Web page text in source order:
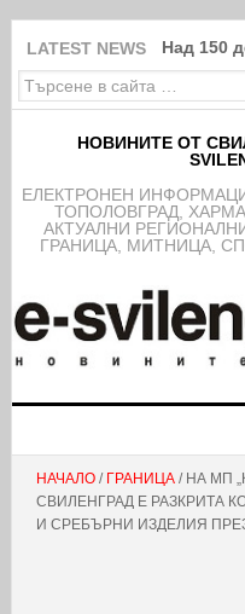
LATEST NEWS Над 150
НОВИНИТЕ ОТ
EЛЕКТРОНЕН
ТОПОЛОВГРАД,
АКТУАЛНИ
ГРАНИЦА, МИТНИЦА,
НАЧАЛО/ ГРАНИЦА/ НА МП
СВИЛЕНГРАД Е РАЗКРИТА
И СРЕБЪРНИ ИЗДЕЛИЯ